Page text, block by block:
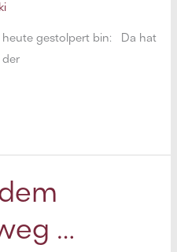
heute gestolpert bin: Da hat
…